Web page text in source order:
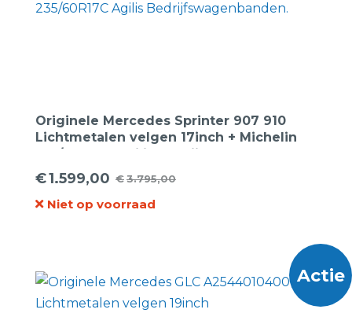
Originele Mercedes Sprinter 907 910
Lichtmetalen velgen 17inch + Michelin
235/60R17C Agilis Bedrijfswagenbanden.
€3.795,00
Oorspronkelijke
prijs
€1.599,00
Huidige
prijs
Niet op voorraad
Actie